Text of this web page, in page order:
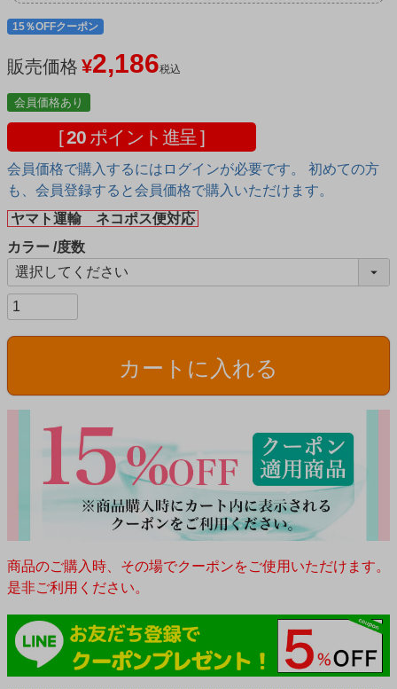
15％OFFクーポン
販売価格 ¥2,186税込
会員価格あり
[20 ポイント進呈 ]
会員価格で購入するにはログインが必要です。 初めての方
も、会員登録すると会員価格で購入いただけます。
ヤマト運輸 ネコポス便対応
カラー 度数
カートに入れる
商品のご購入時、その場でクーポンをご使用いただけます。
是非ご利用ください。